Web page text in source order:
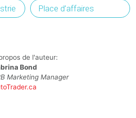
Place d’affaires
de l'auteur:
Bond
Marketing Manager